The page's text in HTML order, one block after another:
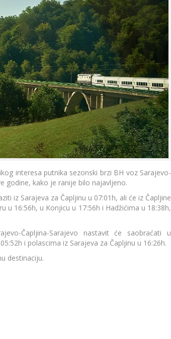
interesa putnika sezonski brzi BH voz Sarajevo-
godine, kako je ranije bilo najavljeno.
iz Sarajeva za Čapljinu u 07:01h, ali će iz Čapljine
16:56h, u Konjicu u 17:56h i Hadžićima u 18:38h,
Čapljina-Sarajevo nastavit će saobraćati u
i polascima iz Sarajeva za Čapljinu u 16:26h.
destinaciju.